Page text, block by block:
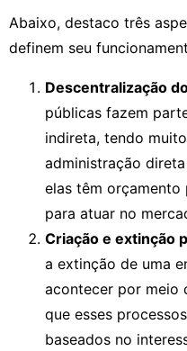
Abaixo, destaco três
definem seu
Descentralização
públicas fazem
indireta, tendo
administração
elas têm
para atuar no
Criação e extinção
a extinção de uma
acontecer por meio
que esses
baseados no